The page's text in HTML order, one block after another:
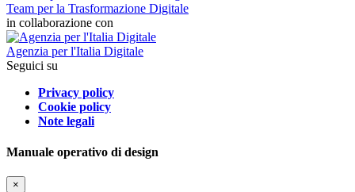
Team per la Trasformazione Digitale
in collaborazione con
Agenzia per l'Italia Digitale
Seguici su
Privacy policy
Cookie policy
Note legali
Manuale operativo di design
×